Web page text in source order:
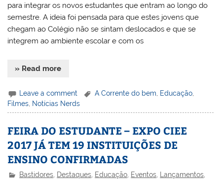
para integrar os novos estudantes que entram ao longo do
semestre. A ideia foi pensada para que estes jovens que
chegam ao Colégio não se sintam deslocados e que se
integrem ao ambiente escolar e com os
» Read more
Leave a comment A Corrente do bem Educação
Filmes Notícias Nerds
FEIRA DO ESTUDANTE – EXPO CIEE
2017 JÁ TEM 19 INSTITUIÇÕES DE
ENSINO CONFIRMADAS
Bastidores Destaques Educação Eventos Lançamentos